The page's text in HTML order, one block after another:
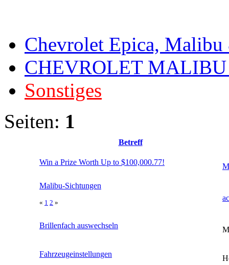
Chevrolet Epica,
CHEVROLET
Sonstiges
Seiten: 1
Betreff
Win a Prize Worth Up to $100,000.77!
Malibu-Sichtungen
« 1 2 »
Brillenfach auswechseln
Fahrzeugeinstellungen